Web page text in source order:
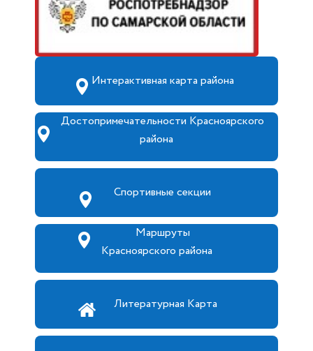
Интерактивная карта района
Достопримечательности Красноярского
района
Спортивные секции
Маршруты
Красноярского района
Литературная Карта